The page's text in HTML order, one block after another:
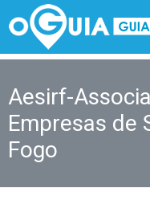
Aesirf-
Empresas de
Fogo